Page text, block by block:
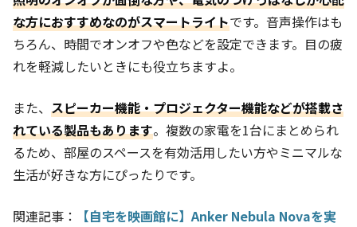
な方におすすめなのがスマートライトです。音声操作はも
ちろん、時間でオンオフや色などを設定できます。目の疲
れを軽減したいときにも役立ちますよ。
また、 スピーカー機能・プロジェクター機能などが搭載さ
れている製品もあります。複数の家電を1台にまとめられ
るため、部屋のスペースを有効活用したい方やミニマルな
生活が好きな方にぴったりです。
関連記事： 【自宅を映画館に】Anker Nebula Novaを実